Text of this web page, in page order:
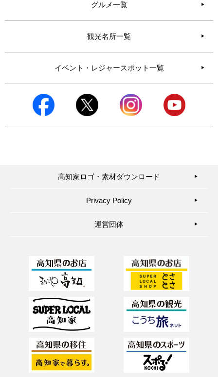
グルメ一覧
観光名所一覧
イベント・レジャースポット一覧
高知家ロゴ・素材ダウンロード ▶︎
Privacy Policy ▶︎
運営団体 ▶︎